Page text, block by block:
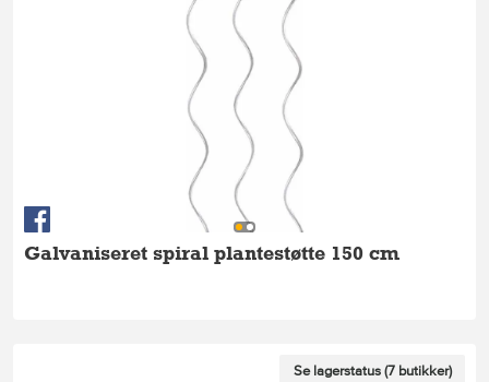
Galvaniseret spiral plantestøtte 150 cm
Se lagerstatus (7 butikker)